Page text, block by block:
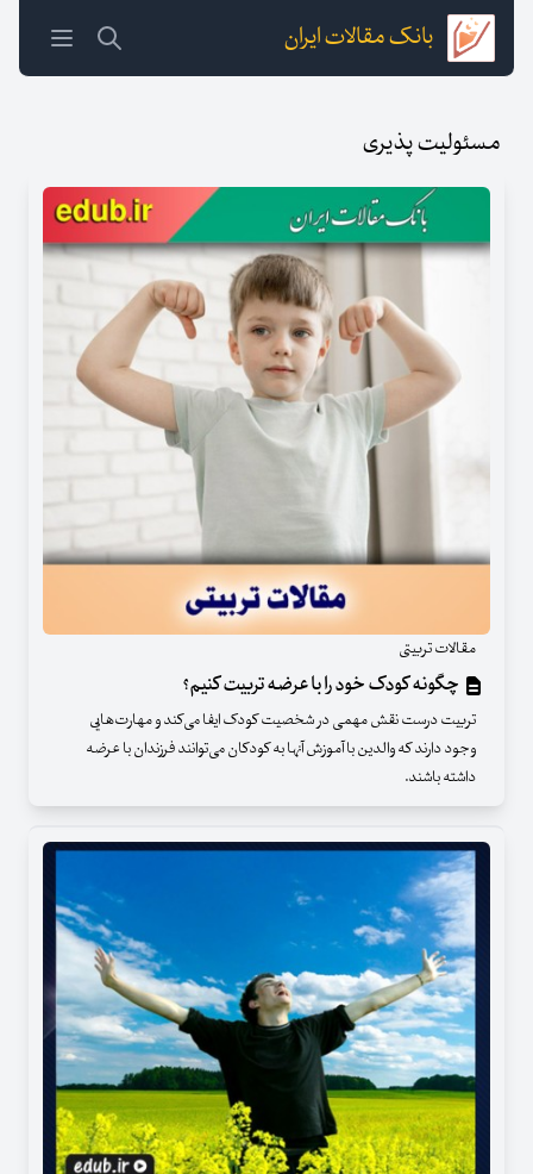
بانک مقالات ایران
مسئولیت پذیری
مقالات تربیتی
چگونه کودک خود را با عرضه تربیت کنیم؟
تربیت درست نقش مهمی در شخصیت کودک ایفا می‌کند و مهارت‌هایی
وجود دارند که والدین با آموزش آنها به کودکان می‌توانند فرزندان با عرضه
داشته باشند.